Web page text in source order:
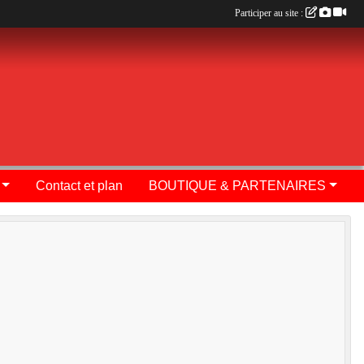
Contact et plan BOUTIQUE & PARTENAIRES
Participer au site :